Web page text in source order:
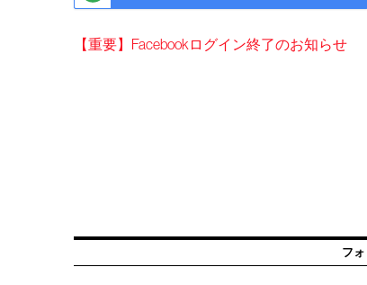
【重要】Facebookログイン終了のお知らせ
フ